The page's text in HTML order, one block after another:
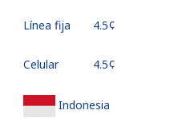
Línea fija ⁦4.5¢⁩
Celular ⁦4.5¢⁩
Indonesia